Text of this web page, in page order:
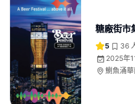
糖廠街市
5 36
2025年
鰂魚涌